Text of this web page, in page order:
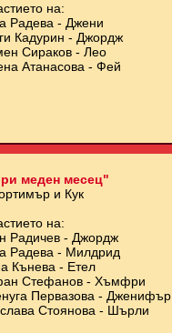
на:
Радева - Джени
Кадурин - Джордж
Сираков - Лео
Атанасова - Фей
меден месец"
и Кук
на:
Радичев - Джордж
Радева - Милдрид
Кънева - Етел
Стефанов - Хъмфри
Первазова - Дженифър
Стоянова - Шърли